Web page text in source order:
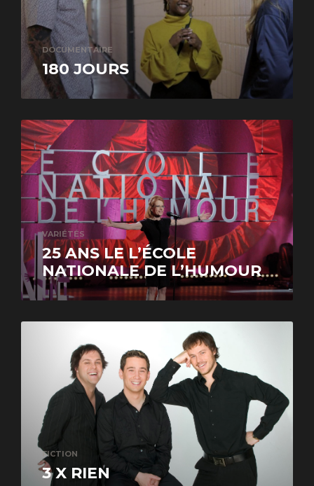
DOCUMENTAIRE
180 JOURS
VARIÉTÉS
25 ANS LE L’ÉCOLE
NATIONALE DE L’HUMOUR
FICTION
3 X RIEN